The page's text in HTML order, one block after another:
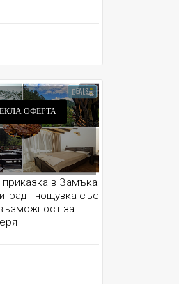
ОФЕРТА
приказка в Замъка
- нощувка със
за